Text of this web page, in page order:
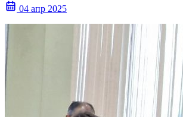
04 апр 2025